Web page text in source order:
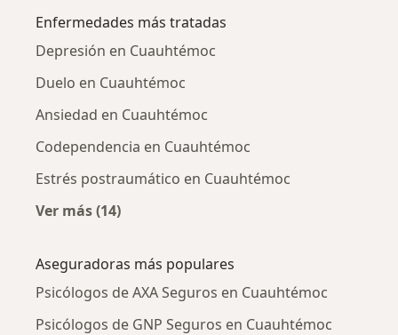
Enfermedades más tratadas
Depresión en Cuauhtémoc
Duelo en Cuauhtémoc
Ansiedad en Cuauhtémoc
Codependencia en Cuauhtémoc
Estrés postraumático en Cuauhtémoc
Ver más (14)
Aseguradoras más populares
Psicólogos de AXA Seguros en Cuauhtémoc
Psicólogos de GNP Seguros en Cuauhtémoc